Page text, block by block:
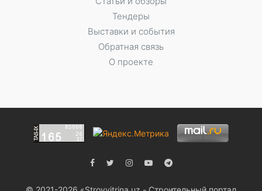
Тендеры
Выставки и события
Обратная связь
О проекте